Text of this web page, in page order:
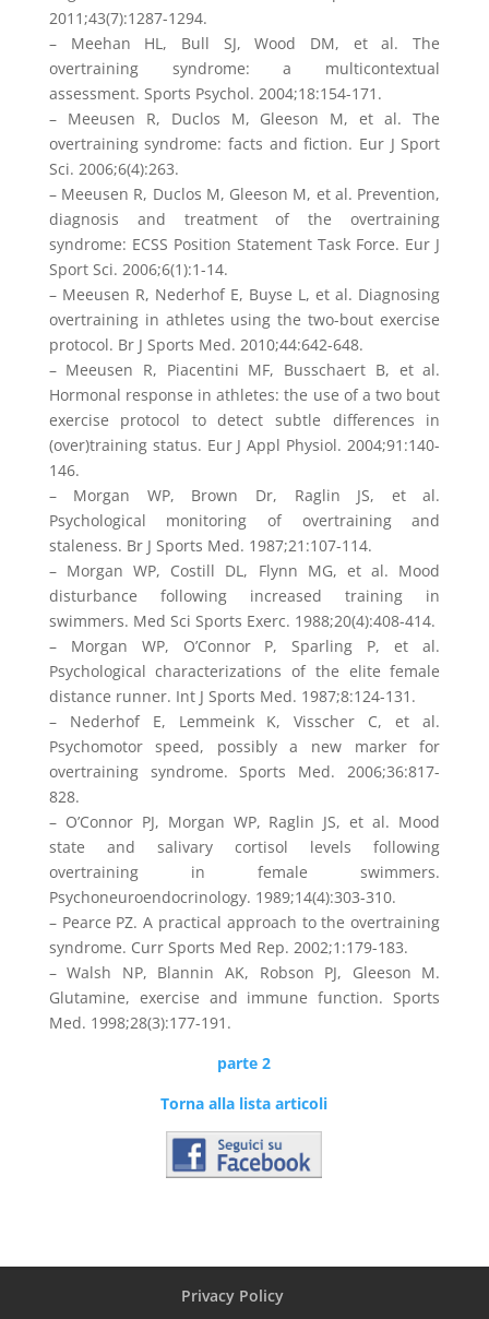
2011;43(7):1287-1294.
– Meehan HL, Bull SJ, Wood DM, et al. The
overtraining syndrome: a multicontextual
assessment. Sports Psychol. 2004;18:154-171.
– Meeusen R, Duclos M, Gleeson M, et al. The
overtraining syndrome: facts and fiction. Eur J Sport
Sci. 2006;6(4):263.
– Meeusen R, Duclos M, Gleeson M, et al. Prevention,
diagnosis and treatment of the overtraining
syndrome: ECSS Position Statement Task Force. Eur J
Sport Sci. 2006;6(1):1-14.
– Meeusen R, Nederhof E, Buyse L, et al. Diagnosing
overtraining in athletes using the two-bout exercise
protocol. Br J Sports Med. 2010;44:642-648.
– Meeusen R, Piacentini MF, Busschaert B, et al.
Hormonal response in athletes: the use of a two bout
exercise protocol to detect subtle differences in
(over)training status. Eur J Appl Physiol. 2004;91:140-
146.
– Morgan WP, Brown Dr, Raglin JS, et al.
Psychological monitoring of overtraining and
staleness. Br J Sports Med. 1987;21:107-114.
– Morgan WP, Costill DL, Flynn MG, et al. Mood
disturbance following increased training in
swimmers. Med Sci Sports Exerc. 1988;20(4):408-414.
– Morgan WP, O’Connor P, Sparling P, et al.
Psychological characterizations of the elite female
distance runner. Int J Sports Med. 1987;8:124-131.
– Nederhof E, Lemmeink K, Visscher C, et al.
Psychomotor speed, possibly a new marker for
overtraining syndrome. Sports Med. 2006;36:817-
828.
– O’Connor PJ, Morgan WP, Raglin JS, et al. Mood
state and salivary cortisol levels following
overtraining in female swimmers.
Psychoneuroendocrinology. 1989;14(4):303-310.
– Pearce PZ. A practical approach to the overtraining
syndrome. Curr Sports Med Rep. 2002;1:179-183.
– Walsh NP, Blannin AK, Robson PJ, Gleeson M.
Glutamine, exercise and immune function. Sports
Med. 1998;28(3):177-191.
parte 2
Torna alla lista articoli
Privacy Policy